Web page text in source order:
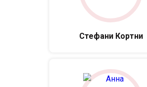
Стефани Кортни